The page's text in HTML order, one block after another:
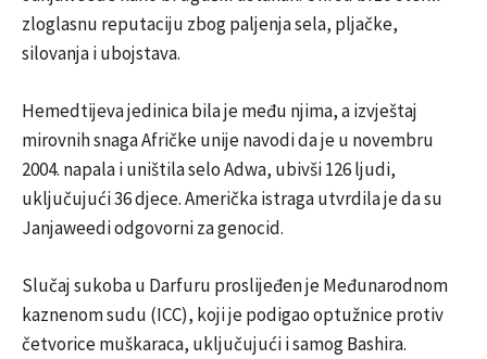
zloglasnu reputaciju zbog paljenja sela, pljačke,
silovanja i ubojstava.
Hemedtijeva jedinica bila je među njima, a izvještaj
mirovnih snaga Afričke unije navodi da je u novembru
2004. napala i uništila selo Adwa, ubivši 126 ljudi,
uključujući 36 djece. Američka istraga utvrdila je da su
Janjaweedi odgovorni za genocid.
Slučaj sukoba u Darfuru proslijeđen je Međunarodnom
kaznenom sudu (ICC), koji je podigao optužnice protiv
četvorice muškaraca, uključujući i samog Bashira.